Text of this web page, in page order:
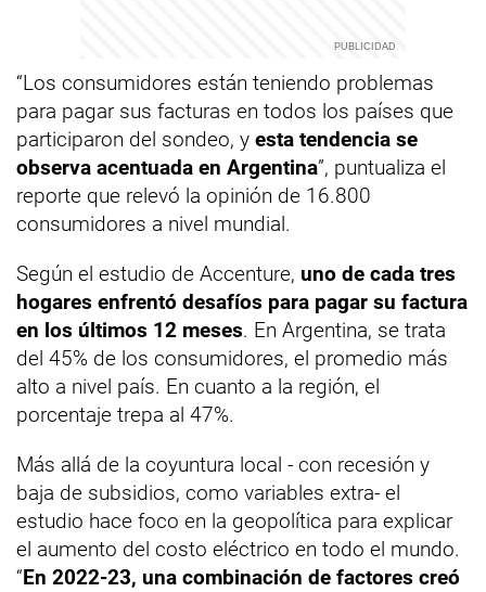
“Los consumidores están teniendo problemas
para pagar sus facturas en todos los países que
participaron del sondeo, y esta tendencia se
observa acentuada en Argentina”, puntualiza el
reporte que relevó la opinión de 16.800
consumidores a nivel mundial.
Según el estudio de Accenture, uno de cada tres
hogares enfrentó desafíos para pagar su factura
en los últimos 12 meses. En Argentina, se trata
del 45% de los consumidores, el promedio más
alto a nivel país. En cuanto a la región, el
porcentaje trepa al 47%.
Más allá de la coyuntura local - con recesión y
baja de subsidios, como variables extra- el
estudio hace foco en la geopolítica para explicar
el aumento del costo eléctrico en todo el mundo.
“En 2022-23, una combinación de factores creó